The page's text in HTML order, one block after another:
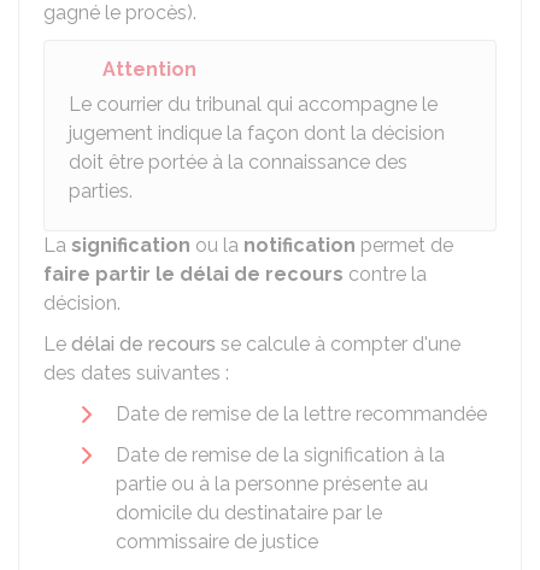
gagné le procès).
Attention
Le courrier du tribunal qui accompagne le
jugement indique la façon dont la décision
doit être portée à la connaissance des
parties.
La signification ou la notification permet de
faire partir le délai de recours contre la
décision.
Le délai de recours se calcule à compter d'une
des dates suivantes :
Date de remise de la lettre recommandée
Date de remise de la signification à la
partie ou à la personne présente au
domicile du destinataire par le
commissaire de justice